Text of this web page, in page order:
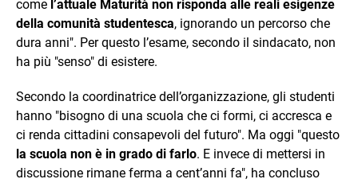
come l’attuale Maturità non risponda alle reali esigenze
della comunità studentesca, ignorando un percorso che
dura anni". Per questo l’esame, secondo il sindacato, non
ha più "senso" di esistere.
Secondo la coordinatrice dell’organizzazione, gli studenti
hanno "bisogno di una scuola che ci formi, ci accresca e
ci renda cittadini consapevoli del futuro". Ma oggi "questo
la scuola non è in grado di farlo. E invece di mettersi in
discussione rimane ferma a cent’anni fa", ha concluso